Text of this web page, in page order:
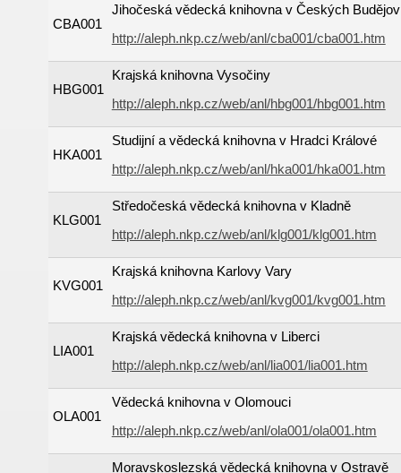
CBA001
Jihočeská vědecká knihovna v Českých
http://aleph.nkp.cz/web/anl/cba001/cba001.htm
HBG001
Krajská knihovna Vysočiny
http://aleph.nkp.cz/web/anl/hbg001/hbg001.htm
HKA001
Studijní a vědecká knihovna v Hradci Králové
http://aleph.nkp.cz/web/anl/hka001/hka001.htm
KLG001
Středočeská vědecká knihovna v Kladně
http://aleph.nkp.cz/web/anl/klg001/klg001.htm
KVG001
Krajská knihovna Karlovy Vary
http://aleph.nkp.cz/web/anl/kvg001/kvg001.htm
LIA001
Krajská vědecká knihovna v Liberci
http://aleph.nkp.cz/web/anl/lia001/lia001.htm
OLA001
Vědecká knihovna v Olomouci
http://aleph.nkp.cz/web/anl/ola001/ola001.htm
Moravskoslezská vědecká knihovna v Ostravě